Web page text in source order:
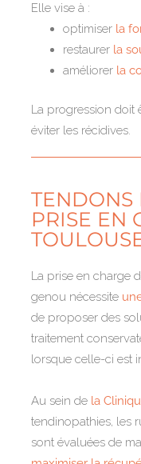
Elle vise à :
optimiser la
restaurer la
améliorer la
La progression doit
éviter les récidives.
TENDONS
PRISE EN
La prise en charge
genou nécessite
de proposer des
traitement
lorsque celle-ci est
Au sein de la
tendinopathies, les
sont évaluées de